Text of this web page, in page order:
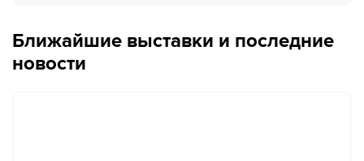
Ближайшие выставки и последние
новости